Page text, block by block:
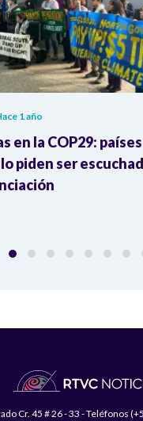
1 año
en la COP29:
piden ser
Cr. 45 # 26 - 33 - Teléfonos